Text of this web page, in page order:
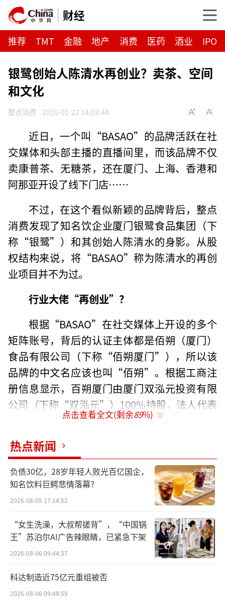
财经
推荐 TMT 金融 地产 消费 医药 酒业 IPO
银鹭创始人陈清水再创业？卖茶、空间
和文化
整点消费 2026-01-22 14:03:44
近日，一个叫“BASAO”的品牌活跃在社
交媒体和头部主播的直播间里，而该品牌不仅
卖康普茶、无糖茶，还在厦门、上海、香港和
阿那亚开设了线下门店……
不过，在这个看似新颖的品牌背后，整点
消费发现了知名饮企业厦门银鹭食品集团（下
称“银鹭”）和其创始人陈清水的身影。从股
权结构来说，将“BASAO”称为陈清水的再创
业项目并不为过。
行业大佬“再创业”？
根据“BASAO”在社交媒体上开设的多个
矩阵账号，背后的认证主体都是佰朔（厦门）
食品有限公司（下称“佰朔厦门”），所以该
品牌的中文名应该也叫“佰朔”。根据工商注
册信息显示，百朔厦门由厦门双泓元投资有限
公司（下称“双泓元”）100%持股，法人代表
图源：爱企查（截图）
值得一提的是，双泓元正是创始人陈清水
为公司实际控人制。另有黄濆花、陈延富、陈
延河、陈阿菊、陈鸳鸯各持有8%-10%不等的
点击查看全文(剩余89%)
热点新闻
负债30亿，28岁年轻人败光百亿国企，
知名饮料巨鳄悲情落幕？
2026-08-05 17:14:52
“女生洗澡，大叔帮搓背”，“中国锅
王”苏泊尔AI广告辣眼睛，已紧急下架
2026-08-06 09:44:37
科达制造近75亿元重组被否
2026-08-06 09:48:59